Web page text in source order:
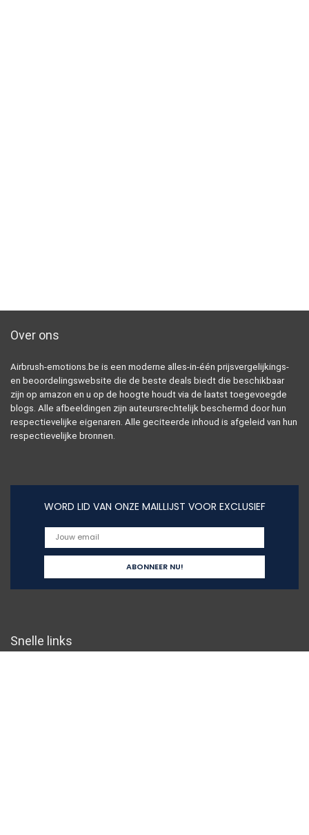
Over ons
Airbrush-emotions.be is een moderne alles-in-één prijsvergelijkings-
en beoordelingswebsite die de beste deals biedt die beschikbaar
zijn op amazon en u op de hoogte houdt via de laatst toegevoegde
blogs. Alle afbeeldingen zijn auteursrechtelijk beschermd door hun
respectievelijke eigenaren. Alle geciteerde inhoud is afgeleid van hun
respectievelijke bronnen.
WORD LID VAN ONZE MAILLIJST VOOR EXCLUSIEF
Snelle links